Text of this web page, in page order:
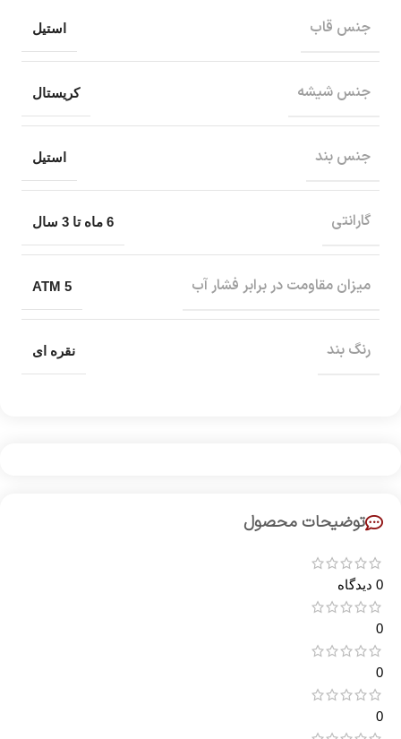
جنس قاب استیل
جنس شیشه کریستال
جنس بند استیل
گارانتی 6 ماه تا 3 سال
میزان مقاومت در برابر فشار آب 5 ATM
رنگ بند نقره ای
توضیحات محصول
0 دیدگاه
0
0
0